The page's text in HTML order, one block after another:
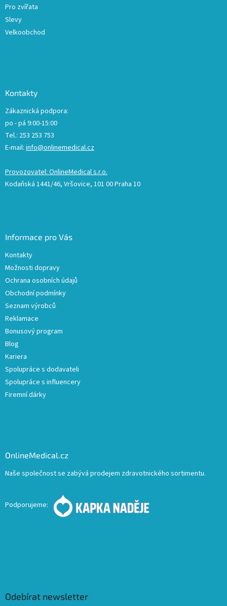
Pro zvířata
Slevy
Velkoobchod
Kontakty
Zákaznická podpora:
po - pá 9:00-15:00
Tel.: 253 253 753
E-mail: info@onlinemedical.cz
Provozovatel: OnlineMedical s.r.o.
Kodaňská 1441/46, Vršovice, 101 00 Praha 10
Informace pro Vás
Kontakty
Možnosti dopravy
Ochrana osobních údajů
Obchodní podmínky
Seznam výrobců
Reklamace
Bonusový program
Blog
Kariera
Spolupráce s dodavateli
Spolupráce s influencery
Firemní dárky
OnlineMedical.cz
Naše společnost se zabývá prodejem zdravotnického sortimentu.
Podporujeme:
Odebírat newsletter